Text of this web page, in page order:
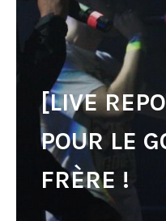
[LIVE
POUR LE
FRÈRE !